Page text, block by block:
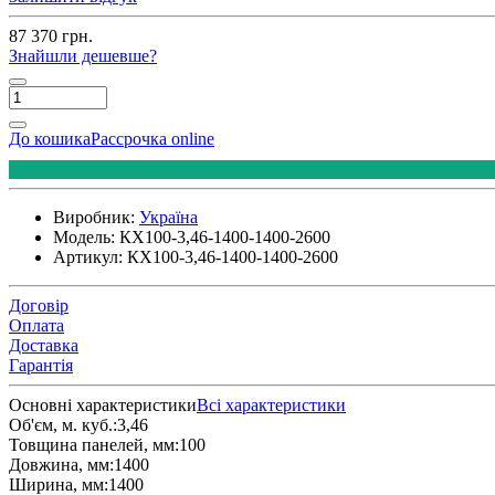
87 370 грн.
Знайшли дешевше?
До кошикаРассрочка online
Виробник: Україна
Модель: КХ100-3,46-1400-1400-2600
Артикул: КХ100-3,46-1400-1400-2600
Договір
Оплата
Доставка
Гарантія
Основні характеристикиВсі характеристики
Об'єм, м. куб.:3,46
Товщина панелей, мм:100
Довжина, мм:1400
Ширина, мм:1400